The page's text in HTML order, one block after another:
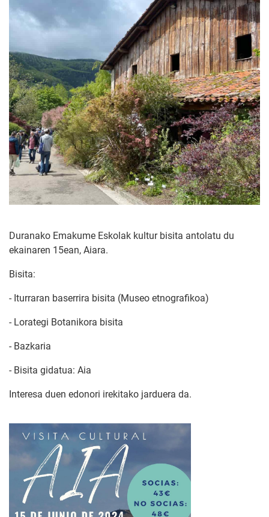
Duranako Emakume Eskolak kultur bisita antolatu du
ekainaren 15ean, Aiara.
Bisita:
- Iturraran baserrira bisita (Museo etnografikoa)
- Lorategi Botanikora bisita
- Bazkaria
- Bisita gidatua: Aia
Interesa duen edonori irekitako jarduera da.